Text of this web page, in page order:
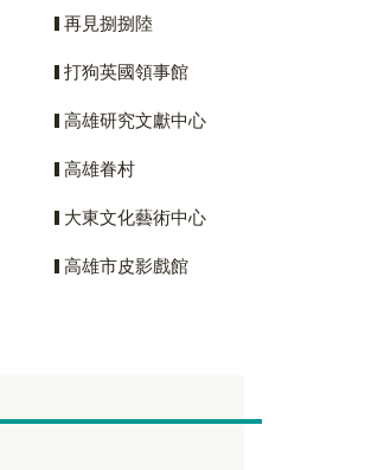
再見捌捌陸
打狗英國領事館
高雄研究文獻中心
高雄眷村
大東文化藝術中心
高雄市皮影戲館